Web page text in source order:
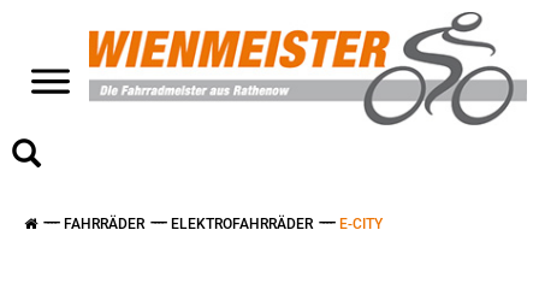
FAHRRÄDER ELEKTROFAHRRÄDER E-CITY